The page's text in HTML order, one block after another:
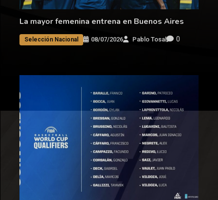
La mayor femenina entrena en Buenos Aires
Selección Nacional 08/07/2026 Pablo Tosal 0